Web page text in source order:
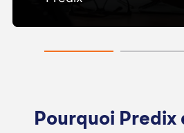
Pourquoi Predix